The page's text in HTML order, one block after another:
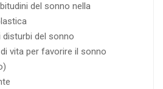
del sonno nella
disturbi del sonno
vita per favorire il sonno